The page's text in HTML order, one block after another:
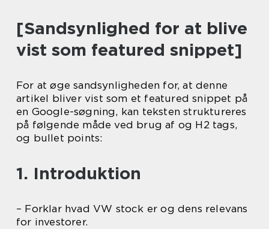
[Sandsynlighed for at blive
vist som featured snippet]
For at øge sandsynligheden for, at denne
artikel bliver vist som et featured snippet på
en Google-søgning, kan teksten struktureres
på følgende måde ved brug af og H2 tags,
og bullet points:
1. Introduktion
– Forklar hvad VW stock er og dens relevans
for investorer.